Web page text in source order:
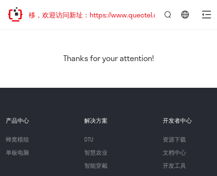
址已迁移，欢迎访问新址：https://www.quectel.com.cn
Thanks for your attention!
产品中心
蜂窝模组
单板电脑
解决方案
DTU
智慧农业
智能穿戴
开发者中心
资源下载
文档中心
开发工具